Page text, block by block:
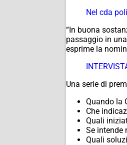
Nel cda
“In buona
passaggio in
esprime la
Una serie di
Quando la
Che
Quali
Se intende
Quali